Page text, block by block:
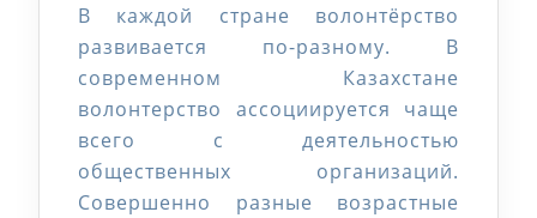
деятельности
В каждой стране волонтёрство
развивается по-разному. В
современном Казахстане
волонтерство ассоциируется чаще
всего с деятельностью
общественных организаций.
Совершенно разные возрастные